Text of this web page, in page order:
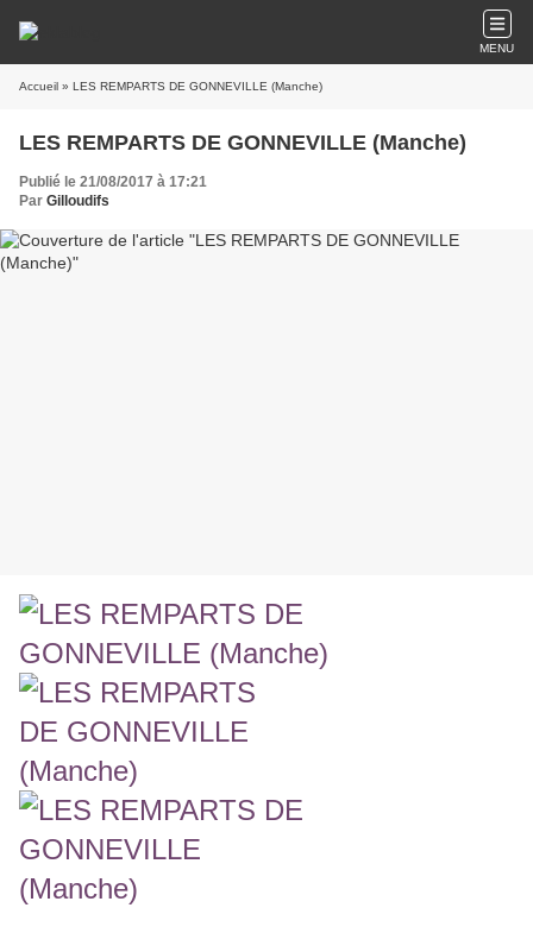
MENU
Accueil » LES REMPARTS DE GONNEVILLE (Manche)
LES REMPARTS DE GONNEVILLE (Manche)
Publié le 21/08/2017 à 17:21
Par Gilloudifs